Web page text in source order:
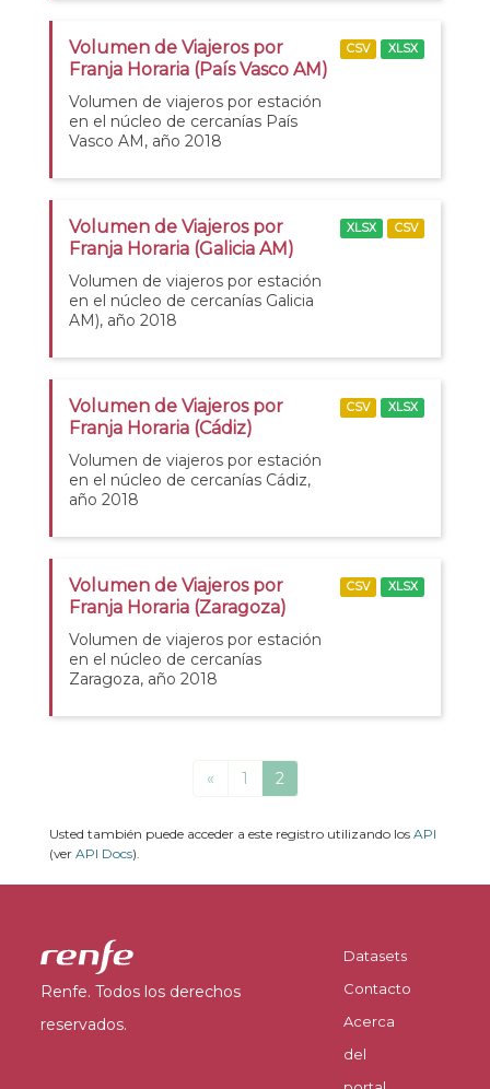
Volumen de Viajeros por
Franja Horaria (País Vasco AM)
Volumen de viajeros por estación
en el núcleo de cercanías País
Vasco AM, año 2018
CSV XLSX
Volumen de Viajeros por
Franja Horaria (Galicia AM)
Volumen de viajeros por estación
en el núcleo de cercanías Galicia
AM), año 2018
XLSX CSV
Volumen de Viajeros por
Franja Horaria (Cádiz)
Volumen de viajeros por estación
en el núcleo de cercanías Cádiz,
año 2018
CSV XLSX
Volumen de Viajeros por
Franja Horaria (Zaragoza)
Volumen de viajeros por estación
en el núcleo de cercanías
Zaragoza, año 2018
CSV XLSX
« 1 2
Usted también puede acceder a este registro utilizando los API
(ver API Docs).
Renfe. Todos los derechos
reservados.
Datasets
Contacto
Acerca
del